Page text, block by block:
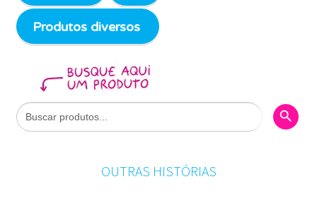
Produtos diversos
Search
for:
Search
OUTRAS HISTÓRIAS